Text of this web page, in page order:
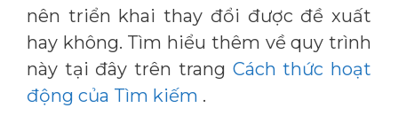
nên triển khai thay đổi được đề xuất
hay không. Tìm hiểu thêm về quy trình
này tại đây trên trang Cách thức hoạt
động của Tìm kiếm .